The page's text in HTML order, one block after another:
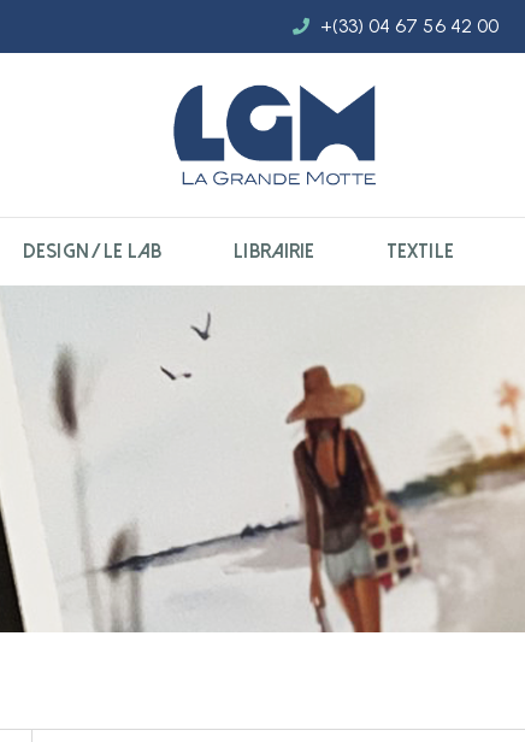
+(33) 04 67 56 42 00
DESIGN / LE LAB LIBRAIRIE TEXTILE